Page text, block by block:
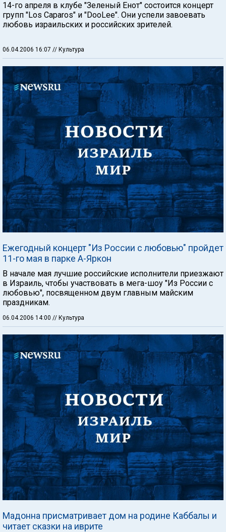
14-го апреля в клубе "Зеленый Енот" состоится концерт
групп "Los Caparos" и "DooLee". Они успели завоевать
любовь израильских и российских зрителей.
06.04.2006 16:07 // Культура
Ежегодный концерт "Из России с любовью" пройдет
11-го мая в парке А-Яркон
В начале мая лучшие российские исполнители приезжают
в Израиль, чтобы участвовать в мега-шоу "Из России с
любовью", посвященном двум главным майским
праздникам.
06.04.2006 14:00 // Культура
Мадонна присматривает дом на родине Каббалы и
читает сказки на иврите